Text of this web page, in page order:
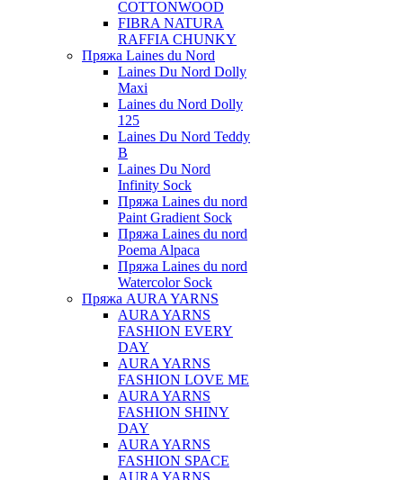
COTTONWOOD
FIBRA NATURA
RAFFIA CHUNKY
Пряжа Laines du Nord
Laines Du Nord Dolly
Maxi
Laines du Nord Dolly
125
Laines Du Nord Teddy
B
Laines Du Nord
Infinity Sock
Пряжа Laines du nord
Paint Gradient Sock
Пряжа Laines du nord
Poema Alpaca
Пряжа Laines du nord
Watercolor Sock
Пряжа AURA YARNS
AURA YARNS
FASHION EVERY
DAY
AURA YARNS
FASHION LOVE ME
AURA YARNS
FASHION SHINY
DAY
AURA YARNS
FASHION SPACE
AURA YARNS